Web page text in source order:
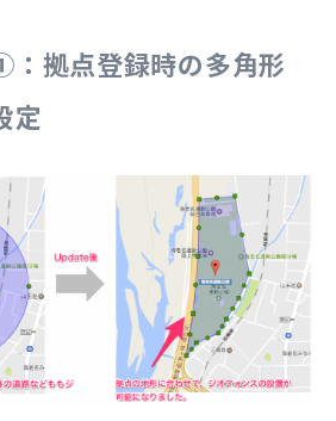
拠点登録時の多角形
定